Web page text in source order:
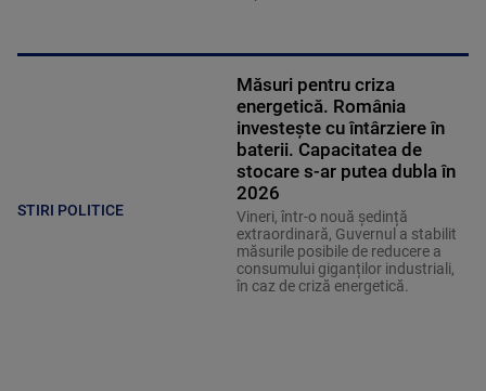
STIRI POLITICE
Măsuri pentru criza
energetică. România
investește cu întârziere în
baterii. Capacitatea de
stocare s-ar putea dubla în
2026
Vineri, într-o nouă ședință
extraordinară, Guvernul a stabilit
măsurile posibile de reducere a
consumului giganților industriali,
în caz de criză energetică.